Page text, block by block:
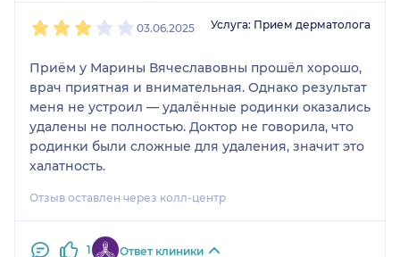
03.06.2025 Услуга: Прием дерматолога
Приём у Марины Вячеславовны прошёл хорошо,
врач приятная и внимательная. Однако результат
меня не устроил — удалённые родинки оказались
удалены не полностью. Доктор не говорила, что
родинки были сложные для удаления, значит это
халатность.
Отзыв оставлен через колл-центр
1 Ответ клиники